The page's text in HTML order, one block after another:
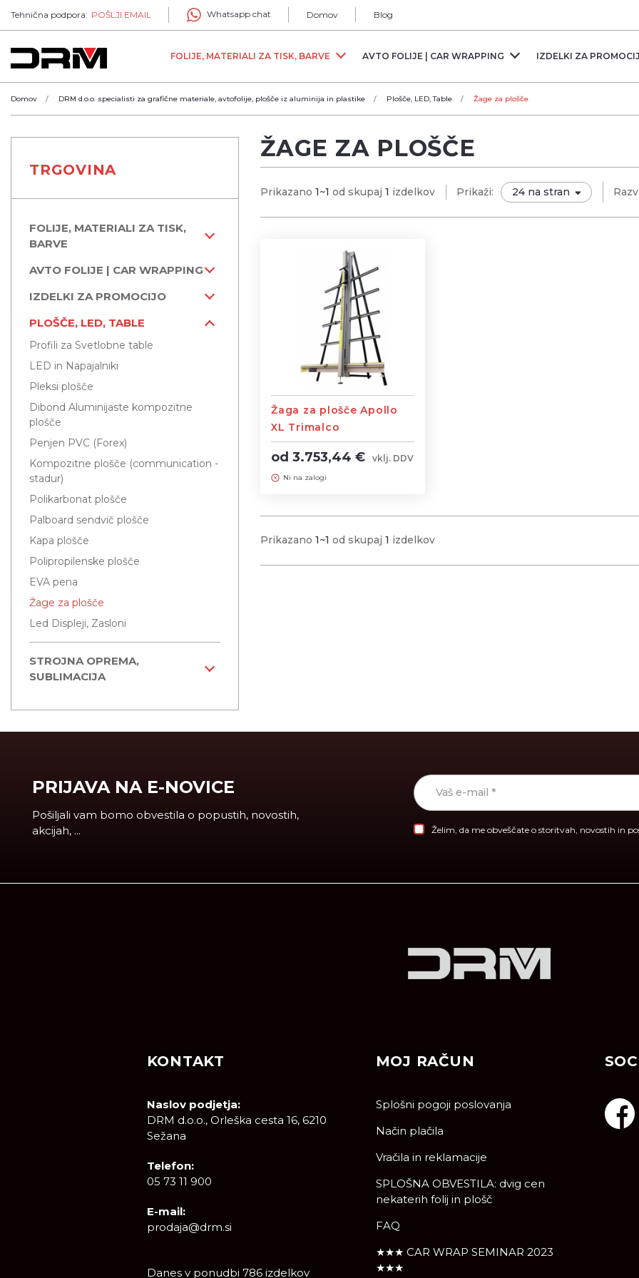
Tehnična podpora: POŠLJI EMAIL Whatsapp chat Domov Blog
FOLIJE, MATERIALI ZA TISK, BARVE AVTO FOLIJE | CAR WRAPPING IZDELKI ZA
Domov DRM d.o.o. specialisti za grafične materiale, avtofolije, plošče iz aluminija in plastike Plošče, LED, Table Žage za plošče
TRGOVINA
FOLIJE, MATERIALI ZA TISK,
BARVE
AVTO FOLIJE | CAR WRAPPING
IZDELKI ZA PROMOCIJO
PLOŠČE, LED, TABLE
Profili za Svetlobne table
LED in Napajalniki
Pleksi plošče
Dibond Aluminijaste kompozitne
plošče
Penjen PVC (Forex)
Kompozitne plošče (communication -
stadur)
Polikarbonat plošče
Palboard sendvič plošče
Kapa plošče
Polipropilenske plošče
EVA pena
Žage za plošče
Led Displeji, Zasloni
STROJNA OPREMA,
SUBLIMACIJA
ŽAGE ZA PLOŠČE
Prikazano 1~1 od skupaj 1 izdelkov Prikaži:
Žaga za plošče Apollo
XL Trimalco
od 3.753,44 € vklj. DDV
Ni na zalogi
Prikazano 1~1 od skupaj 1 izdelkov
PRIJAVA NA E-NOVICE
Pošiljali vam bomo obvestila o popustih, novostih,
akcijah, ...
Želim, da me obveščate o storitvah, novostih in
KONTAKT
Naslov podjetja:
DRM d.o.o., Orleška cesta 16, 6210
Sežana
Telefon:
05 73 11 900
E-mail:
prodaja@drm.si
Danes v ponudbi 786 izdelkov
MOJ RAČUN
Splošni pogoji poslovanja
Način plačila
Vračila in reklamacije
SPLOŠNA OBVESTILA: dvig cen
nekaterih folij in plošč
FAQ
★★★ CAR WRAP SEMINAR 2023
★★★